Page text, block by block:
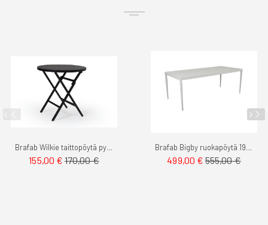
155,00 € 170,00 € 499,00 € 555,00 €